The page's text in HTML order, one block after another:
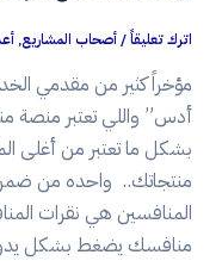
اترك تعليقاً/أصحاب المشاريع,
مؤخراً كثير من مقدمي
أدس” واللي تعتبر منصة
بشكل ما تعتبر من أغلى
منتجاتك.. واحده من ضمن
المنافسين هي نقرات
منافسك يضغط بشكل